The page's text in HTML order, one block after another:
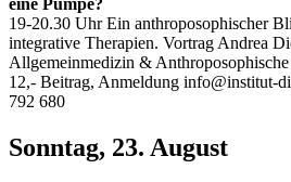
19-20.30 Uhr Ein anthroposophischer
integrative Therapien. Vortrag Andrea
Allgemeinmedizin &
12,- Beitrag, Anmeldung info@institut-
792 680
Sonntag, 23. August